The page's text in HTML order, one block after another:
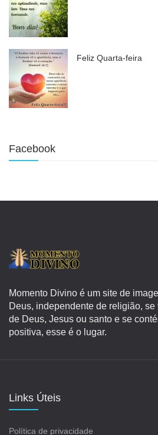
Feliz Quarta-feira
Facebook
Momento Divino é um site de
Deus, independente de religião,
de Deus, Jesus ou santo e se
positiva, esse é o lugar.
Links Úteis
Política de privacidade